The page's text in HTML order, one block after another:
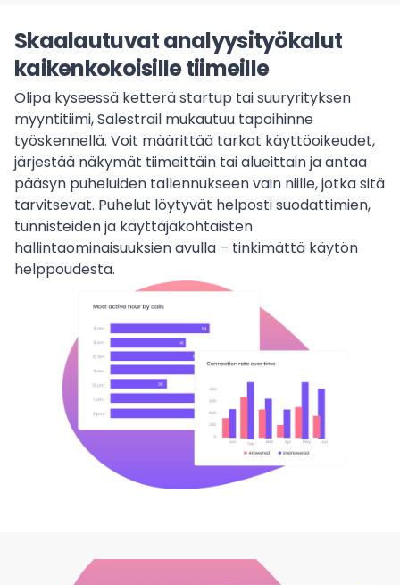
Skaalautuvat analyysityökalut
kaikenkokoisille tiimeille
Olipa kyseessä ketterä startup tai suuryrityksen
myyntitiimi, Salestrail mukautuu tapoihinne
työskennellä. Voit määrittää tarkat käyttöoikeudet,
järjestää näkymät tiimeittäin tai alueittain ja antaa
pääsyn puheluiden tallennukseen vain niille, jotka sitä
tarvitsevat. Puhelut löytyvät helposti suodattimien,
tunnisteiden ja käyttäjäkohtaisten
hallintaominaisuuksien avulla – tinkimättä käytön
helppoudesta.